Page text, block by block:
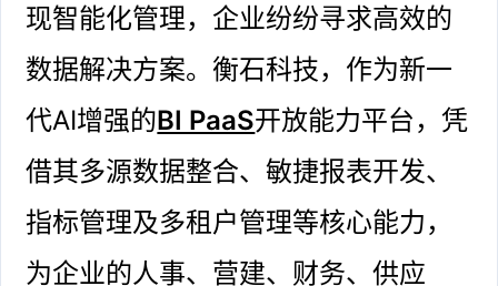
现智能化管理，企业纷纷寻求高效的
数据解决方案。衡石科技，作为新一
代AI增强的BI PaaS开放能力平台，凭
借其多源数据整合、敏捷报表开发、
指标管理及多租户管理等核心能力，
为企业的人事、营建、财务、供应